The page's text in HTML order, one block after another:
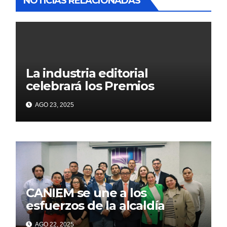
La industria editorial
celebrará los Premios
CANIEM 2025 el 12 de
noviembre
AGO 23, 2025
CANIEM se une a los
esfuerzos de la alcaldía
Iztapalapa para acercar a
AGO 22, 2025